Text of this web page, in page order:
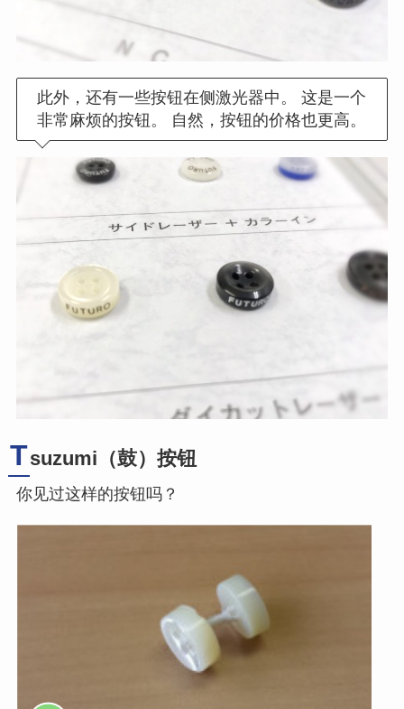
此外，还有一些按钮在侧激光器中。 这是一个
非常麻烦的按钮。 自然，按钮的价格也更高。
Tsuzumi（鼓）按钮
你见过这样的按钮吗？